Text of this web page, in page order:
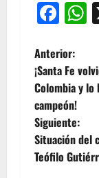
Anterior:
¡Santa Fe
Colombia y lo
campeón!
Siguiente:
Situación del
Teófilo